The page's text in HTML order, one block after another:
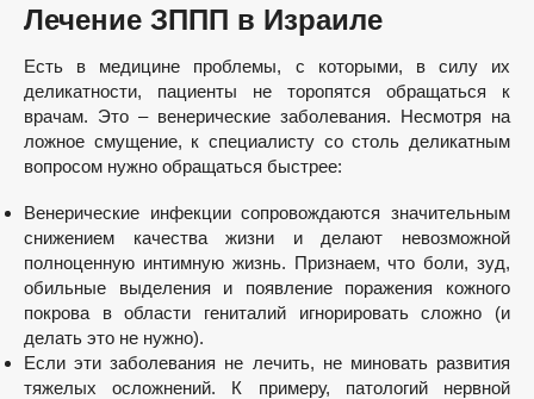
Лечение ЗППП в Израиле
Есть в медицине проблемы, с которыми, в силу их
деликатности, пациенты не торопятся обращаться к
врачам. Это – венерические заболевания. Несмотря на
ложное смущение, к специалисту со столь деликатным
вопросом нужно обращаться быстрее:
Венерические инфекции сопровождаются значительным
снижением качества жизни и делают невозможной
полноценную интимную жизнь. Признаем, что боли, зуд,
обильные выделения и появление поражения кожного
покрова в области гениталий игнорировать сложно (и
делать это не нужно).
Если эти заболевания не лечить, не миновать развития
тяжелых осложнений. К примеру, патологий нервной